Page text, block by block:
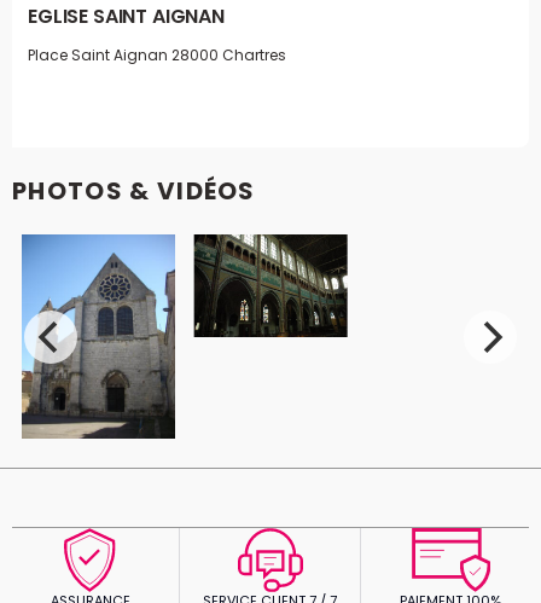
EGLISE SAINT AIGNAN
Place Saint Aignan 28000 Chartres
PHOTOS & VIDÉOS